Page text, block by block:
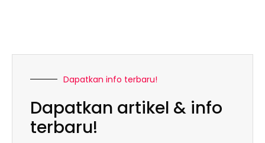
Dapatkan info terbaru!
Dapatkan artikel & info
terbaru!